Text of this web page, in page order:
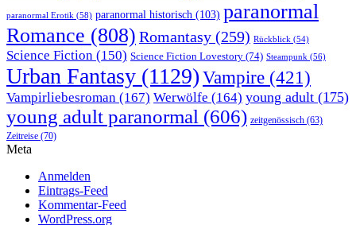
paranormal Erotik (58) paranormal historisch (103) paranormal
Romance (808) Romantasy (259) Rückblick (54)
Science Fiction (150) Science Fiction Lovestory (74) Steampunk (56)
Urban Fantasy (1129) Vampire (421)
Vampirliebesroman (167) Werwölfe (164) young adult (175)
young adult paranormal (606) zeitgenössisch (63)
Zeitreise (70)
Meta
Anmelden
Eintrags-Feed
Kommentar-Feed
WordPress.org